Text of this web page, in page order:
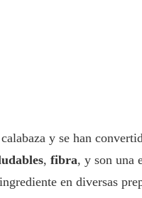
y se han
, fibra, y son una
en diversas